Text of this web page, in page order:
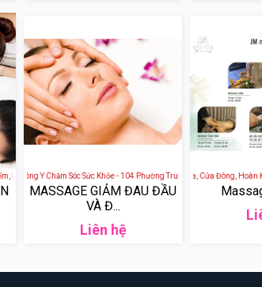
Nội, Việt Nam
Đông Y Chăm Sóc Sức Khỏe - 104 Phường Trung Phụng, Trung Phụng,
MASSAGE GIẢM ĐAU ĐẦU
VÀ Đ...
Liên hệ
JM Spa - 16 Phố Hàng Da, Cửa Đông,